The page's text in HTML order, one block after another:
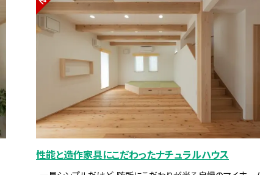
性能と造作家具にこだわったナチュラルハウス
NEW